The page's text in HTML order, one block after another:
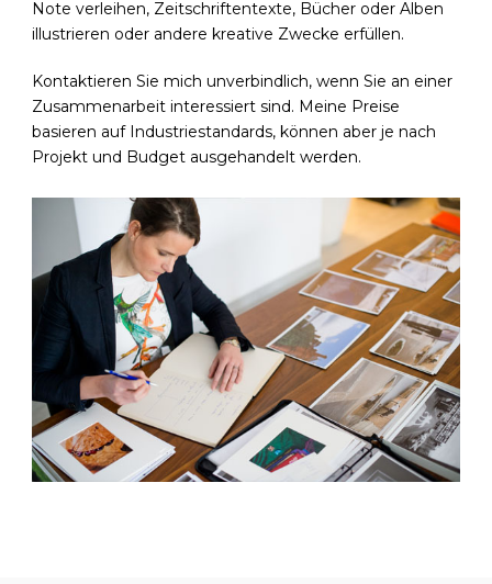
Note verleihen, Zeitschriftentexte, Bücher oder Alben
illustrieren oder andere kreative Zwecke erfüllen.
Kontaktieren Sie mich unverbindlich, wenn Sie an einer
Zusammenarbeit interessiert sind. Meine Preise
basieren auf Industriestandards, können aber je nach
Projekt und Budget ausgehandelt werden.